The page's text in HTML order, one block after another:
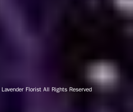
Lavender Florist All Rights Reserved